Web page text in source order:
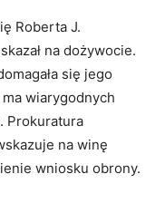
Roberta J.
na dożywocie.
się jego
wiarygodnych
Prokuratura
na winę
wniosku obrony.